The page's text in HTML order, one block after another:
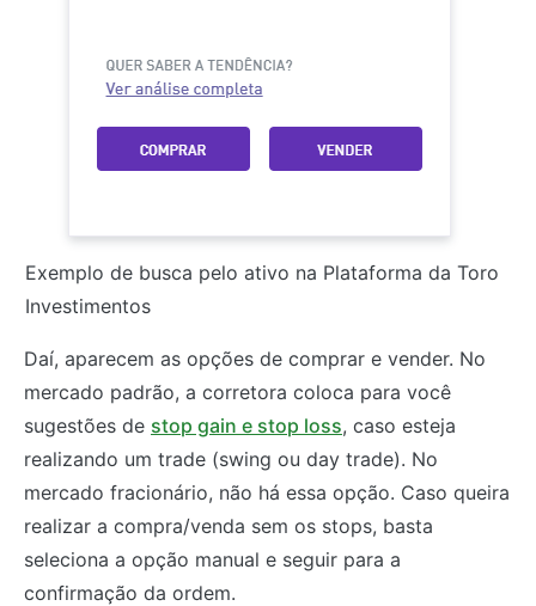
Exemplo de busca pelo ativo na Plataforma da Toro
Investimentos
Daí, aparecem as opções de comprar e vender. No
mercado padrão, a corretora coloca para você
sugestões de stop gain e stop loss, caso esteja
realizando um trade (swing ou day trade). No
mercado fracionário, não há essa opção. Caso queira
realizar a compra/venda sem os stops, basta
seleciona a opção manual e seguir para a
confirmação da ordem.